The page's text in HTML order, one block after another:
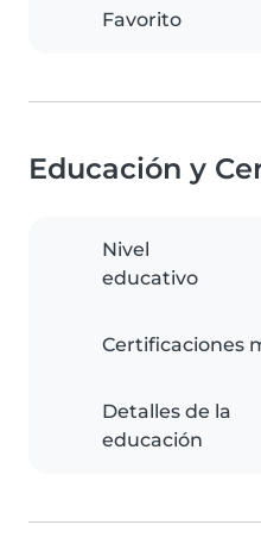
Favorito
Educación y
Nivel
educativo
Certificaciones
Detalles de la
educación